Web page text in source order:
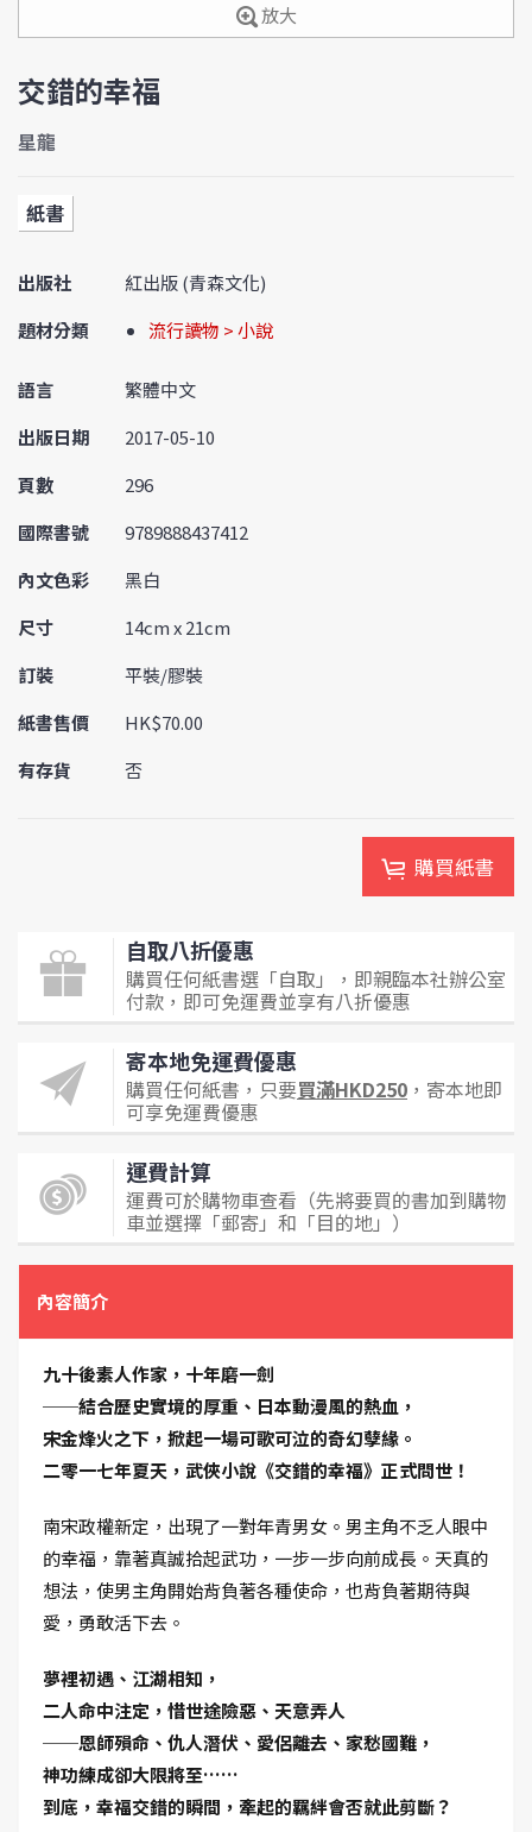
放大
交錯的幸福
星龍
紙書
出版社
紅出版 (青森文化)
題材分類
流行讀物 > 小說
語言
繁體中文
出版日期
2017-05-10
頁數
296
國際書號
9789888437412
內文色彩
黑白
尺寸
14cm x 21cm
訂裝
平裝/膠裝
紙書售價
HK$70.00
有存貨
否
購買紙書
自取八折優惠
購買任何紙書選「自取」，即親臨本社辦公室
付款，即可免運費並享有八折優惠
寄本地免運費優惠
購買任何紙書，只要買滿HKD250 ，寄本地即
可享免運費優惠
運費計算
運費可於購物車查看（先將要買的書加到購物
車並選擇「郵寄」和「目的地」）
內容簡介
九十後素人作家，十年磨一劍
──結合歷史實境的厚重、日本動漫風的熱血，
宋金烽火之下，掀起一場可歌可泣的奇幻孽緣。
二零一七年夏天，武俠小說《交錯的幸福》正式問世！
南宋政權新定，出現了一對年青男女。男主角不乏人眼中
的幸福，靠著真誠拾起武功，一步一步向前成長。天真的
想法，使男主角開始背負著各種使命，也背負著期待與
愛，勇敢活下去。
夢裡初遇、江湖相知，
二人命中注定，惜世途險惡、天意弄人
──恩師殞命、仇人潛伏、愛侶離去、家愁國難，
神功練成卻大限將至……
到底，幸福交錯的瞬間，牽起的羈絆會否就此剪斷？